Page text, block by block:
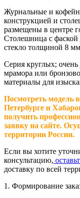
Журнальные и
конструкцией и
размещены в центре
Столешница c фаской
стекло толщиной 8
Серия круглых;
мрамора или
материалы для
Посмотреть модель
Петербурге и
получить
заявку на сайте.
территории России.
Если вы хотите
консультацию,
доставку по всей
1. Формирование